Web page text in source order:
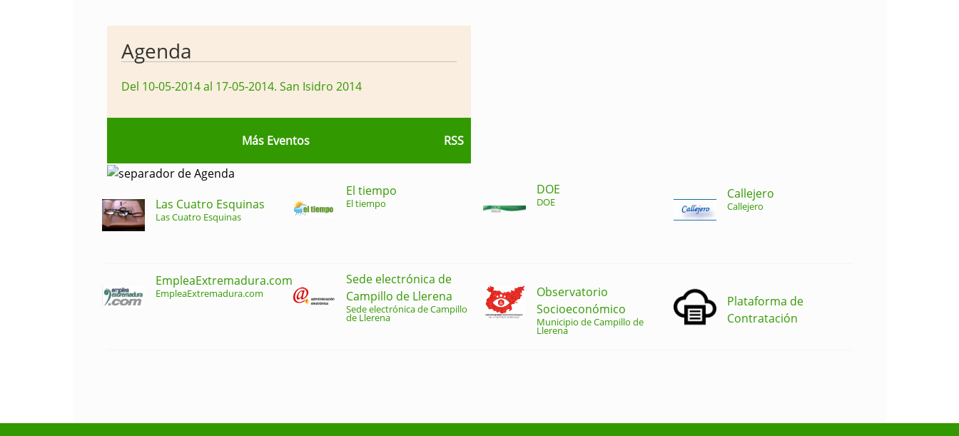
Agenda
Del 10-05-2014 al 17-05-2014. San Isidro 2014
Más Eventos RSS
Las Cuatro Esquinas
Las Cuatro Esquinas
El tiempo
El tiempo
DOE
DOE
Callejero
Callejero
EmpleaExtremadura.com
EmpleaExtremadura.com
Sede electrónica de
Campillo de Llerena
Sede electrónica de Campillo
de Llerena
Observatorio
Socioeconómico
Municipio de Campillo de
Llerena
Plataforma de
Contratación